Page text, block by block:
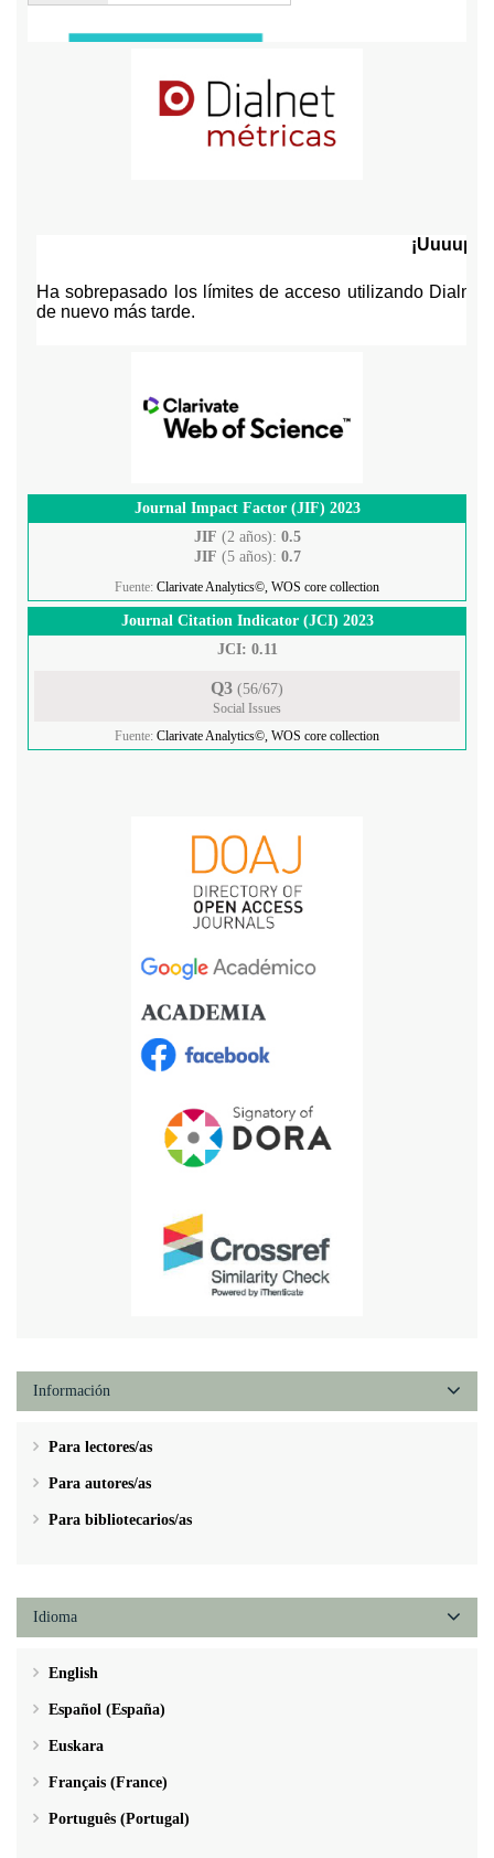
Journal Impact Factor (JIF) 2023
JIF (2 años): 0.5
JIF (5 años): 0.7
Fuente: Clarivate Analytics©, WOS core collection
Journal Citation Indicator (JCI) 2023
JCI: 0.11
Q3 (56/67)
Social Issues
Fuente: Clarivate Analytics©, WOS core collection
Información
Para lectores/as
Para autores/as
Para bibliotecarios/as
Idioma
English
Español (España)
Euskara
Français (France)
Português (Portugal)